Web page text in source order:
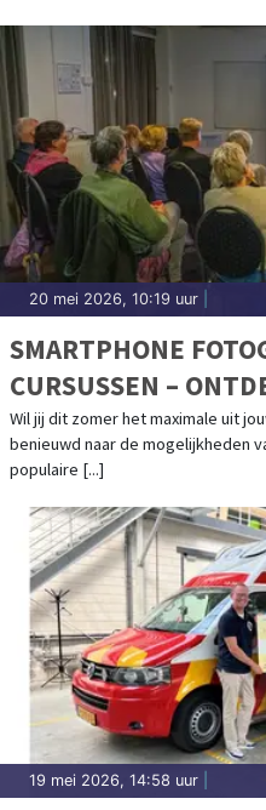
20 mei 2026, 10:19 uur
SMARTPHONE
CURSUSSEN –
POTENTIEEL!
Wil jij dit zomer het maximale uit
benieuwd naar de mogelijkheden
populaire [...]
19 mei 2026, 14:58 uur